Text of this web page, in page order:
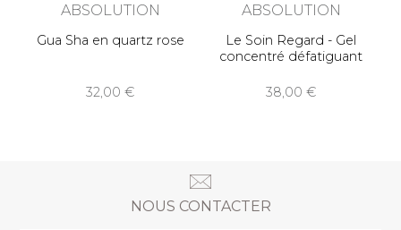
ABSOLUTION
Gua Sha en quartz rose
32,00
ABSOLUTION
Le Soin Regard - Gel
concentré défatiguant
38,00
NOUS CONTACTER